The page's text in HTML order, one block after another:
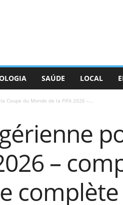
SAÚDE LOCAL
Coupe du Monde de la FIFA 2026 –...
–